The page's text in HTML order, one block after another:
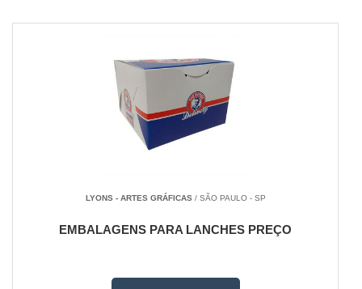
LYONS - ARTES GRÁFICAS/ SÃO PAULO - SP
EMBALAGENS PARA LANCHES PREÇO